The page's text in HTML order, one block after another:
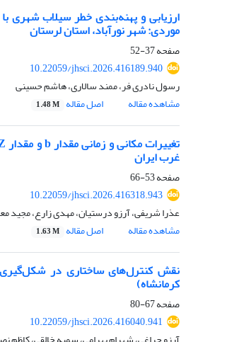
موردی: شهر نورآباد، استان لرستان
صفحه37-52
10.22059/jhsci.2026.416189.940
رسول نادری فر، ممند سالاری، هاشم حسینی
مشاهده مقاله
اصل مقاله 1.48 M
‌غرب ایران
صفحه53-66
10.22059/jhsci.2026.416318.943
عذرا شریفی، آرزو درستیان، مهدی زارع، مجید
مشاهده مقاله
اصل مقاله 1.63 M
نقش کنترل‌های ساختاری در شکل‌گیری
کرمانشاه)
صفحه67-80
10.22059/jhsci.2026.416040.941